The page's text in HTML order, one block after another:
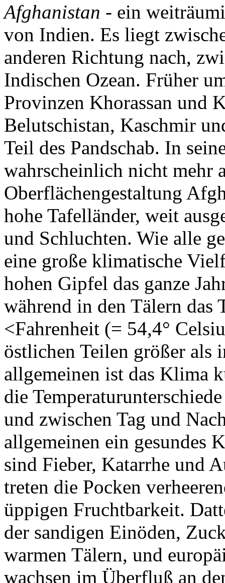
Afghanistan - ein
von Indien. Es liegt
anderen Richtung nach,
Indischen Ozean. Früher
Provinzen Khorassan und
Belutschistan, Kaschmir
Teil des Pandschab. In
wahrscheinlich nicht mehr
Oberflächengestaltung
hohe Tafelländer, weit
und Schluchten. Wie alle
eine große klimatische
hohen Gipfel das ganze
während in den Tälern das
<Fahrenheit (= 54,4°
östlichen Teilen größer als
allgemeinen ist das Klima
die
und zwischen Tag und
allgemeinen ein gesundes
sind Fieber, Katarrhe und
treten die Pocken
üppigen Fruchtbarkeit.
der sandigen Einöden,
warmen Tälern, und
wachsen im Überfluß an